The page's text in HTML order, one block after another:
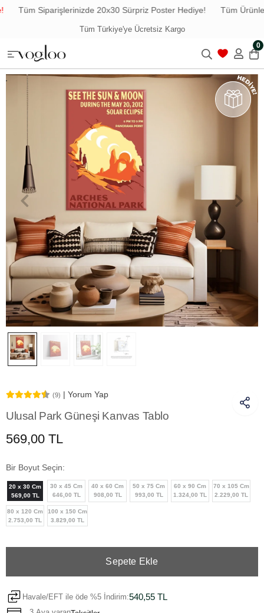
Tüm Siparişlerinizde 20x30 Sürpriz Poster Hediye! Tüm
Tüm Türkiye'ye Ücretsiz Kargo
0
(9) | Yorum Yap
Ulusal Park Güneşi Kanvas Tablo
569,00 TL
Bir Boyut Seçin:
20 x 30 Cm
569,00 TL
30 x 45 Cm
646,00 TL
40 x 60 Cm
908,00 TL
50 x 75 Cm
993,00 TL
60 x 90 Cm
1.324,00 TL
70 x 105 Cm
2.229,00 TL
80 x 120 Cm
2.753,00 TL
100 x 150 Cm
3.829,00 TL
Sepete Ekle
Havale/EFT ile öde %5 İndirim:540,55 TL